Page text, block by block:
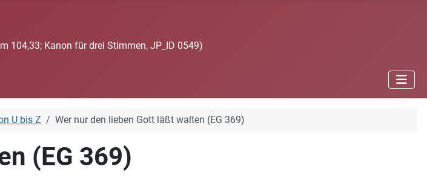
104,33; Kanon für drei Stimmen, JP_ID 0549)
U bis Z Wer nur den lieben Gott läßt walten (EG 369)
(EG 369)